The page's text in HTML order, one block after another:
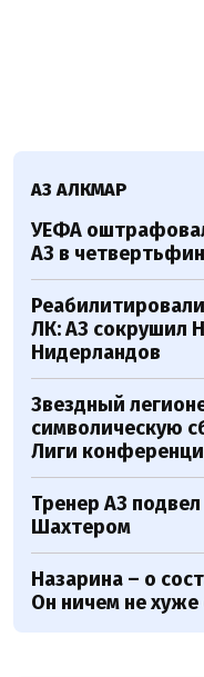
АЗ АЛКМАР
УЕФА
АЗ в
ЛК: АЗ сокрушил
Нидерландов
Звездный
символическую
Лиги
Тренер АЗ
Шахтером
Назарина – о
Он ничем не хуже